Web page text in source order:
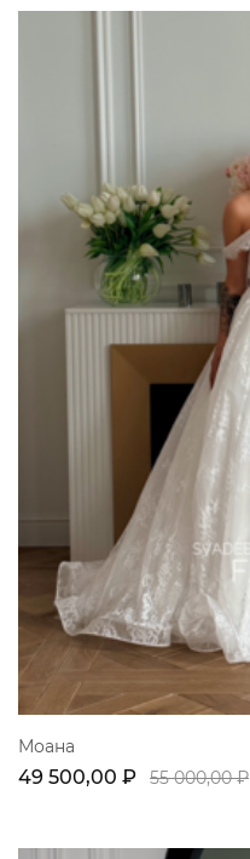
Моана
49 500,00 ₽ 55 000,00 ₽